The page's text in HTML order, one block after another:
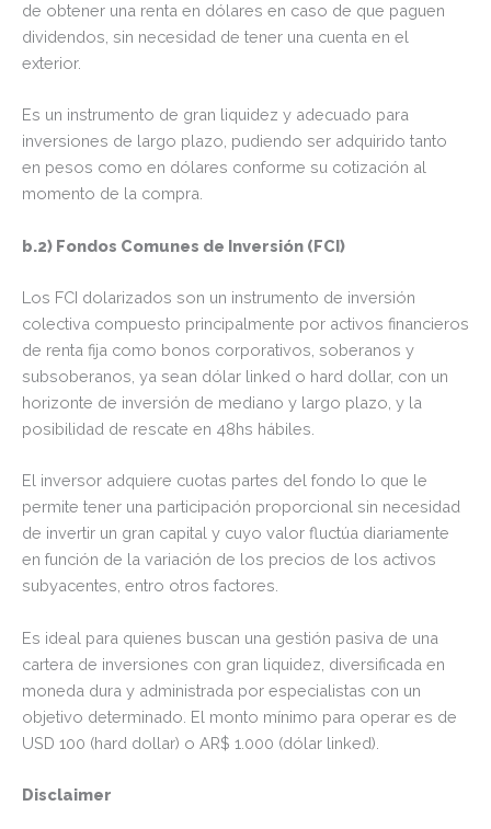
de obtener una renta en dólares en caso de que paguen
dividendos, sin necesidad de tener una cuenta en el
exterior.
Es un instrumento de gran liquidez y adecuado para
inversiones de largo plazo, pudiendo ser adquirido tanto
en pesos como en dólares conforme su cotización al
momento de la compra.
b.2) Fondos Comunes de Inversión (FCI)
Los FCI dolarizados son un instrumento de inversión
colectiva compuesto principalmente por activos financieros
de renta fija como bonos corporativos, soberanos y
subsoberanos, ya sean dólar linked o hard dollar, con un
horizonte de inversión de mediano y largo plazo, y la
posibilidad de rescate en 48hs hábiles.
El inversor adquiere cuotas partes del fondo lo que le
permite tener una participación proporcional sin necesidad
de invertir un gran capital y cuyo valor fluctúa diariamente
en función de la variación de los precios de los activos
subyacentes, entro otros factores.
Es ideal para quienes buscan una gestión pasiva de una
cartera de inversiones con gran liquidez, diversificada en
moneda dura y administrada por especialistas con un
objetivo determinado. El monto mínimo para operar es de
USD 100 (hard dollar) o AR$ 1.000 (dólar linked).
Disclaimer